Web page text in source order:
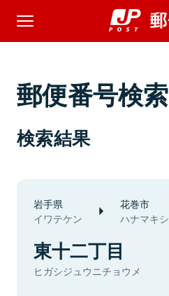
郵便番号検索
検索結果
岩手県
イワテケン
花巻市
ハナマキシ
東十二丁目
ヒガシジュウニチョウメ